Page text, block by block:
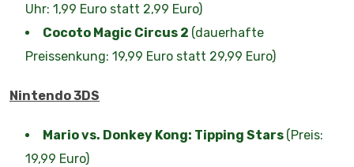
Uhr: 1,99 Euro statt 2,99 Euro)
Cocoto Magic Circus 2 (dauerhafte
Preissenkung: 19,99 Euro statt 29,99 Euro)
Nintendo 3DS
Mario vs. Donkey Kong: Tipping Stars (Preis:
19,99 Euro)